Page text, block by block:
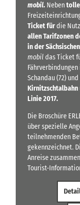
mobil. Neben
Ticket fürdie
allen Tarifzonen
in der
mobildas Ticket
Fährverbindungen
Schandau (72)
Kirnitzschtalbahn
Linie 2017.
Die Broschüre
über spezielle
teilnehmenden
gekennzeichnet.
Anreise
Tourist-